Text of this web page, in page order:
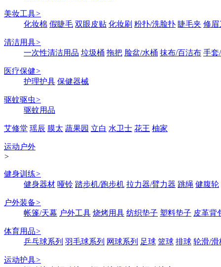
美妆工具>
化妆棉 假睫毛 双眼皮贴 化妆刷 粉扑/洗脸扑 睫毛夹 修眉
清洁用具>
一次性清洁用品 垃圾桶 拖把 脸盆/水桶 抹布/百洁布 手套
医疗保健>
护理护具 保健器械
驱蚊驱虫>
驱蚊用品
艾修堂 瑶辰 膜太 蔬果园 立白 水卫士 花王 柚家
运动户外
>
健身训练>
健身器材 哑铃 踏步机/跑步机 拉力器/臂力器 跳绳 健腹轮
户外装备>
帐篷/天幕 户外工具 烧烤用具 纺织垫子 塑料垫子 皮革背
体育用品>
乒乓球系列 羽毛球系列 网球系列 足球 篮球 排球 轮滑/滑
运动护具>